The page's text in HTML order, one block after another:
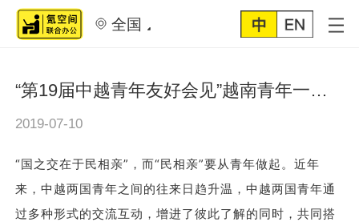
全国
“第19届中越青年友好会见”越南青年一行到访氪空间参观交流
2019-07-10
“国之交在于民相亲”，而“民相亲”要从青年做起。近年
来，中越两国青年之间的往来日趋升温，中越两国青年通
过多种形式的交流互动，增进了彼此了解的同时，共同搭